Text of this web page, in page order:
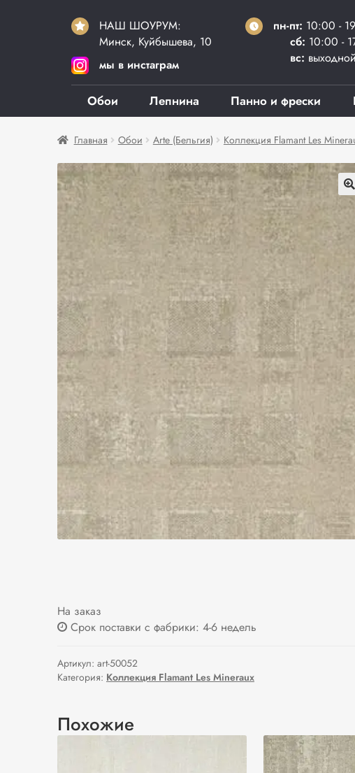
НАШ ШОУРУМ:
Минск, Куйбышева, 10
мы в инстаграм
пн-пт: 10:00 -
сб: 10:00 -
вс: выходной
Обои Лепнина Панно и фрески
Главная Обои Arte (Бельгия) Коллекция Flamant Les
На заказ
Срок поставки с фабрики: 4-6 недель
Артикул: art-50052
Категория: Коллекция Flamant Les Mineraux
Похожие